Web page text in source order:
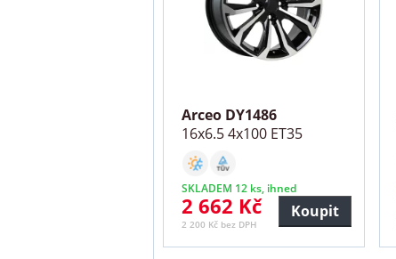
Arceo DY1486
16x6.5 4x100 ET35
SKLADEM 12 ks, ihned
2 662 Kč
2 200 Kč bez DPH
Koupit